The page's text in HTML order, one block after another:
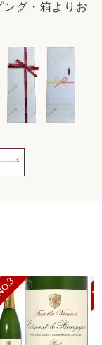
グ・箱よりお